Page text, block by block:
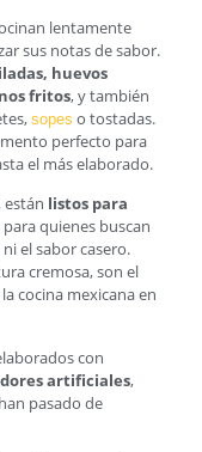
lentamente
sus notas de sabor.
huevos
fritos, y también
sopes o tostadas.
perfecto para
el más elaborado.
están listos para
quienes buscan
el sabor casero.
cremosa, son el
cocina mexicana en
con
artificiales,
pasado de